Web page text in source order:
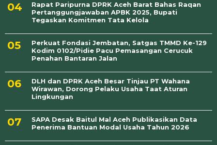
Rapat Paripurna DPRK Aceh Barat Bahas Raqan
Pertanggungjawaban APBK 2025, Bupati
Tegaskan Komitmen Tata Kelola
Perkuat Fondasi Jembatan, Satgas TMMD Ke-129
Kodim 0102/Pidie Pacu Pemasangan Cerucuk
Penahan Bantaran Jalan
DLH dan DPRK Aceh Besar Tinjau PT Wahana
Wirawan, Dorong Pelaku Usaha Taat Aturan
Lingkungan
SAPA Desak Baitul Mal Aceh Publikasikan Data
Penerima Bantuan Modal Usaha Tahun 2026